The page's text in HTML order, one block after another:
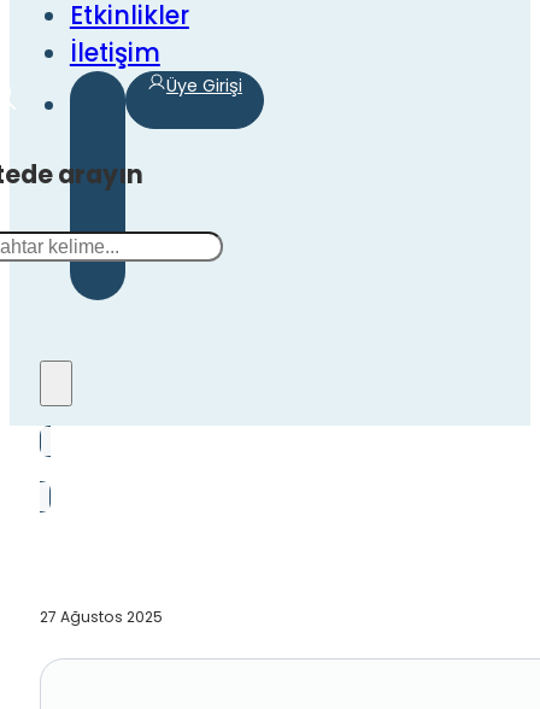
Etkinlikler
İletişim
arayın
Üye Girişi
27 Ağustos 2025